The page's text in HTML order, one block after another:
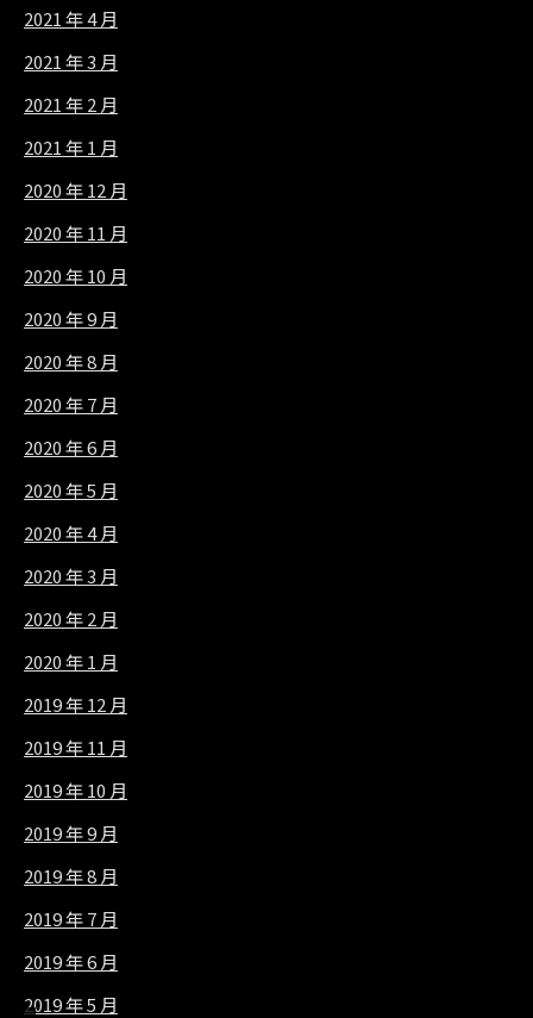
2021 年 4 月
2021 年 3 月
2021 年 2 月
2021 年 1 月
2020 年 12 月
2020 年 11 月
2020 年 10 月
2020 年 9 月
2020 年 8 月
2020 年 7 月
2020 年 6 月
2020 年 5 月
2020 年 4 月
2020 年 3 月
2020 年 2 月
2020 年 1 月
2019 年 12 月
2019 年 11 月
2019 年 10 月
2019 年 9 月
2019 年 8 月
2019 年 7 月
2019 年 6 月
2019 年 5 月